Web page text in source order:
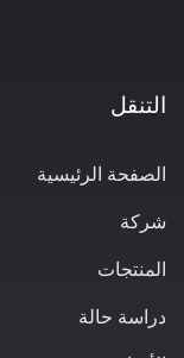
التنقل
الصفحة الرئيسية
شركة
المنتجات
دراسة حالة